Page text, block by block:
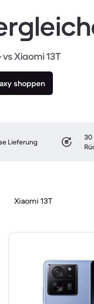
Xiaomi 13T
shoppen
Lieferung
30
Xiaomi 13T